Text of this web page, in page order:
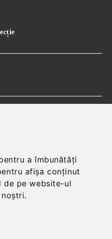
a îmbunătăți
afișa conținut
de pe website-ul